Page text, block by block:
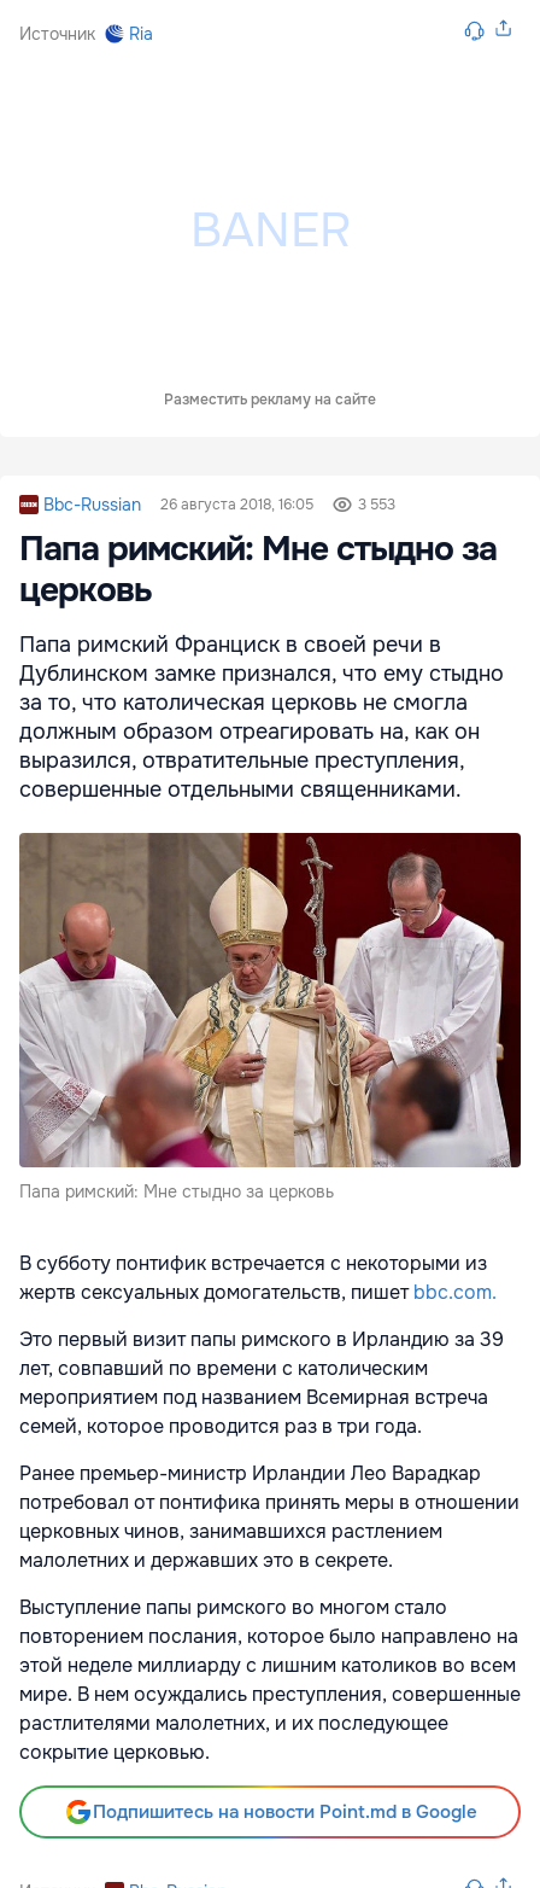
Источник Ria
Разместить рекламу на сайте
Bbc-Russian 26 августа 2018, 16:05 3 553
Папа римский: Мне стыдно за
церковь
Папа римский Франциск в своей речи в
Дублинском замке признался, что ему стыдно
за то, что католическая церковь не смогла
должным образом отреагировать на, как он
выразился, отвратительные преступления,
совершенные отдельными священниками.
Папа римский: Мне стыдно за церковь
В субботу понтифик встречается с некоторыми из
жертв сексуальных домогательств, пишетbbc.com.
Это первый визит папы римского в Ирландию за 39
лет, совпавший по времени с католическим
мероприятием под названием Всемирная встреча
семей, которое проводится раз в три года.
Ранее премьер-министр Ирландии Лео Варадкар
потребовал от понтифика принять меры в отношении
церковных чинов, занимавшихся растлением
малолетних и державших это в секрете.
Выступление папы римского во многом стало
повторением послания, которое было направлено на
этой неделе миллиарду с лишним католиков во всем
мире. В нем осуждались преступления, совершенные
растлителями малолетних, и их последующее
сокрытие церковью.
Подпишитесь на новости Point.md в Google